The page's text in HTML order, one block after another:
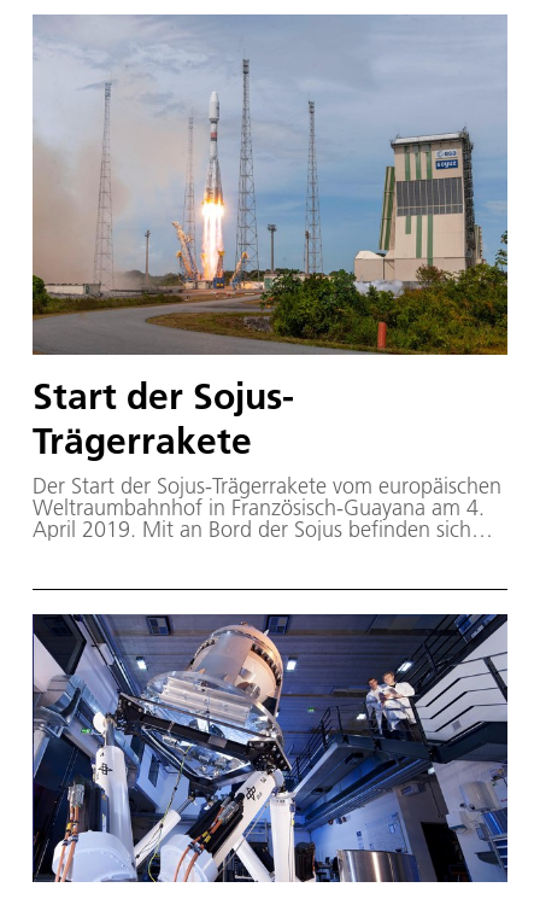
Start der Sojus-
Trägerrakete
Der Start der Sojus-Trägerrakete vom europäischen
Weltraumbahnhof in Französisch-Guayana am 4.
April 2019. Mit an Bord der Sojus befinden sich